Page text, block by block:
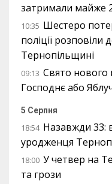
затримали майже
10:35 Шестеро
поліції розповіли
Тернопільщині
09:13 Свято
Господнє або
5 Серпня
18:54 Назавжди 33:
уродженця
18:00 У четвер на
та грози